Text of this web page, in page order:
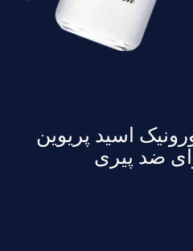
اسید پریوین
ضد پیری